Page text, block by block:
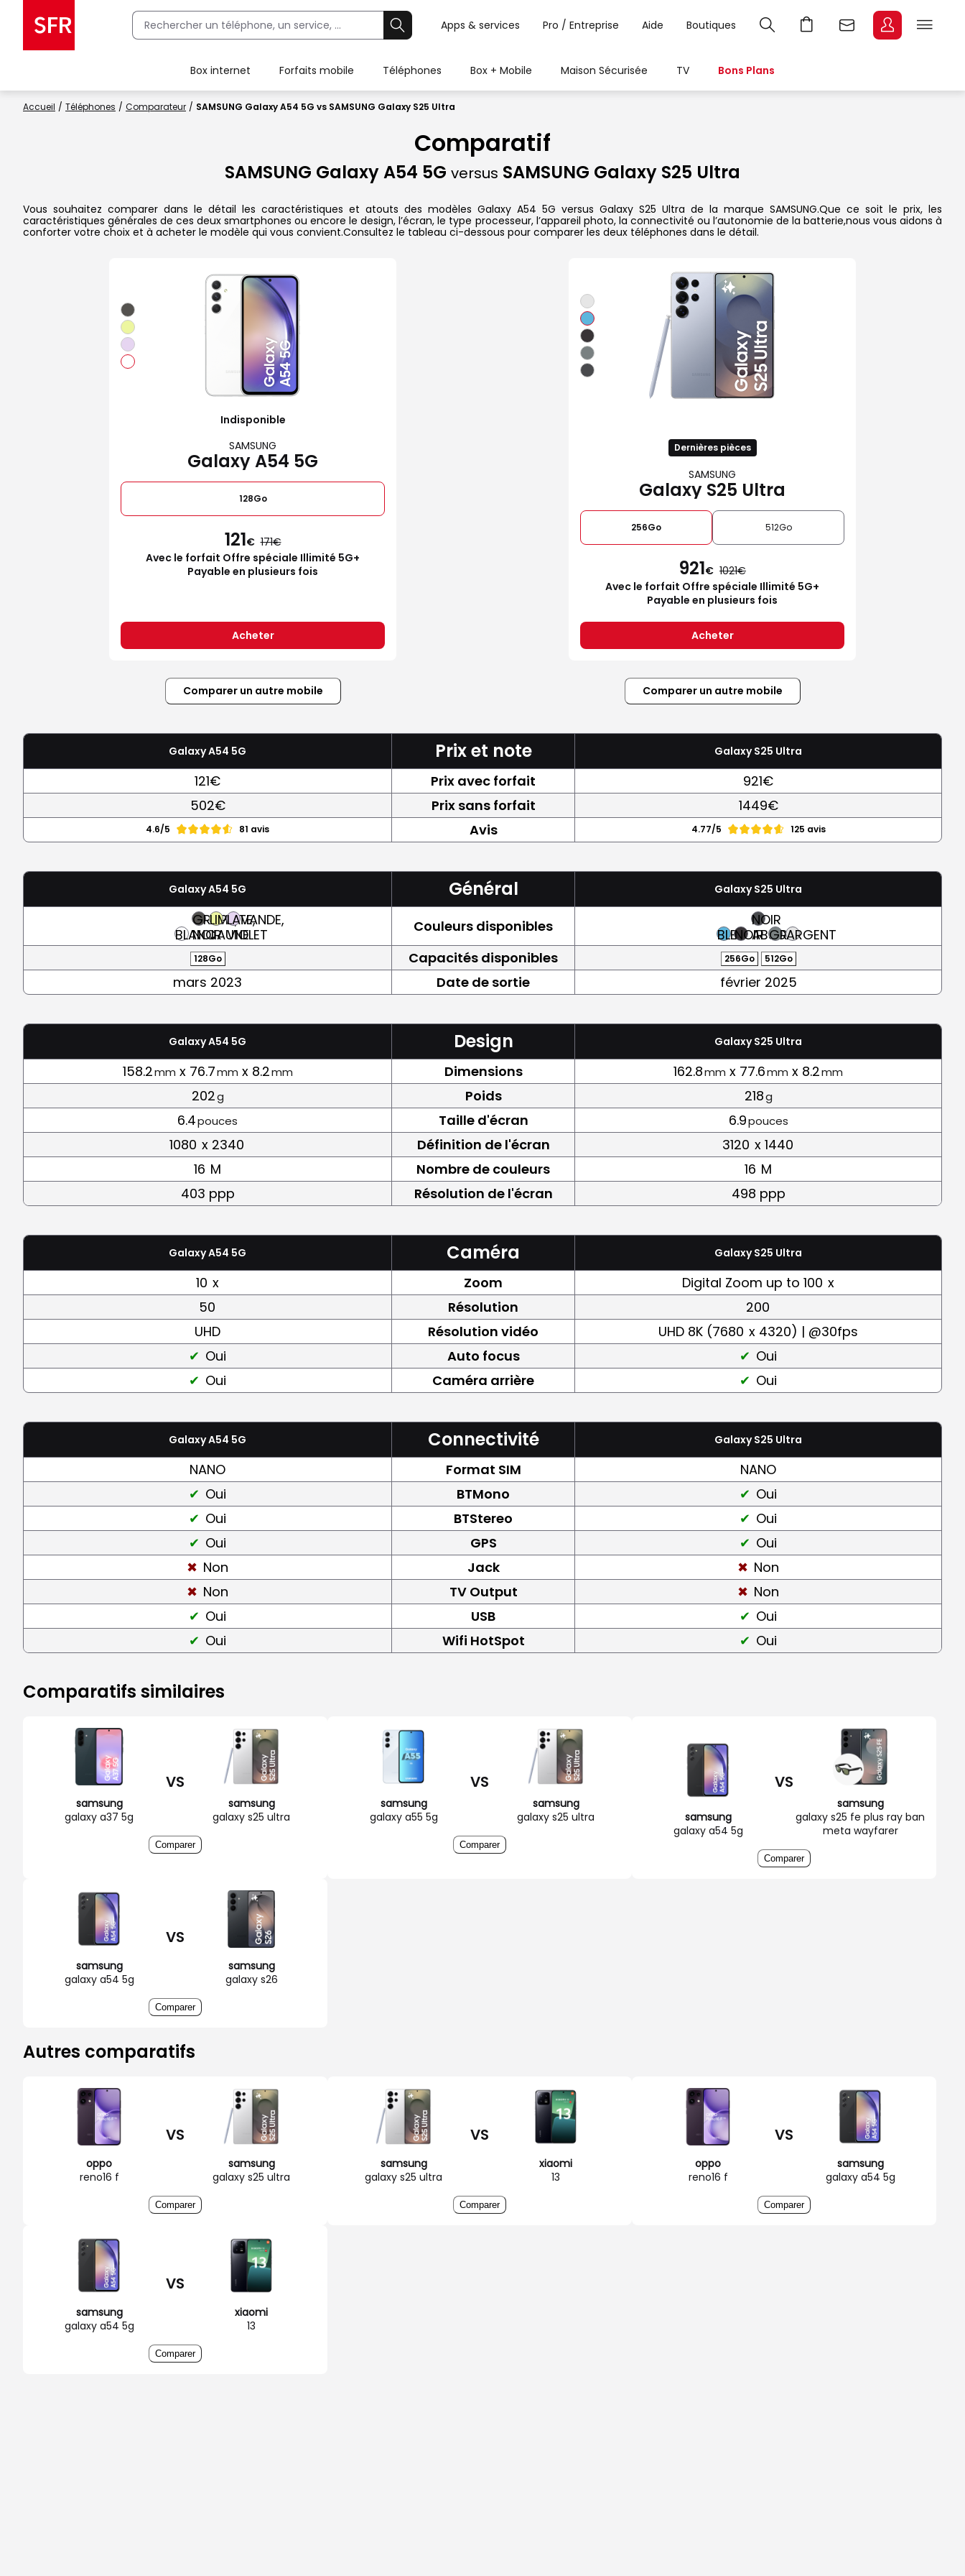
Apps & services Pro / Entreprise Aide Boutiques
Box internet Forfaits mobile Téléphones Box + Mobile Maison Sécurisée TV Bons Plans
Accueil Téléphones Comparateur SAMSUNG Galaxy A54 5G vs SAMSUNG Galaxy S25 Ultra
Comparatif
SAMSUNG Galaxy A54 5G versus SAMSUNG Galaxy S25 Ultra
Vous souhaitez comparer dans le détail les caractéristiques et atouts des modèles Galaxy A54 5G versus Galaxy S25 Ultra de la marque SAMSUNG.Que ce soit le prix, les
caractéristiques générales de ces deux smartphones ou encore le design, l’écran, le type processeur, l’appareil photo, la connectivité ou l’autonomie de la batterie,nous vous aidons à
conforter votre choix et à acheter le modèle qui vous convient.Consultez le tableau ci-dessous pour comparer les deux téléphones dans le détail.
Indisponible
SAMSUNG
Galaxy A54 5G
128Go
121€ 171
Avec le forfait Offre spéciale Illimité 5G+
Payable en plusieurs fois
Acheter
Dernières pièces
SAMSUNG
Galaxy S25 Ultra
256Go 512Go
921€ 1021
Avec le forfait Offre spéciale Illimité 5G+
Payable en plusieurs fois
Acheter
Comparer un autre mobile Comparer un autre mobile
Galaxy A54 5G Prix et note Galaxy S25 Ultra
121€ Prix avec forfait
921€
502€
Prix sans forfait 1449€
4.6/5 81 avis Avis 4.77/5 125 avis
Galaxy A54 5G Général Galaxy S25 Ultra
BLANC
GRAPHITE,
NOIR
LIME,
JAUNE
LAVANDE,
VIOLET
Couleurs disponibles BLEUNOIR
NOIR
ABSOLU
GRISARGENT
128Go Capacités disponibles 256Go 512Go
mars 2023 Date de sortie février 2025
Galaxy A54 5G Design Galaxy S25 Ultra
158.2mm x 76.7mm x 8.2mm Dimensions 162.8mm x 77.6mm x 8.2mm
202g Poids 218g
6.4pouces Taille d'écran 6.9pouces
1080 x 2340 Définition de l'écran 3120 x 1440
16 M Nombre de couleurs 16 M
403 ppp
Résolution de l'écran 498 ppp
Galaxy A54 5G Caméra Galaxy S25 Ultra
10 x Zoom Digital Zoom up to 100 x
50
Résolution
200
UHD
Résolution vidéo UHD 8K (7680 x 4320) | @30fps
Oui
Auto focus
Oui
Oui
Caméra arrière Oui
Galaxy A54 5G Connectivité Galaxy S25 Ultra
NANO Format SIM
NANO
Oui
BTMono
Oui
Oui
BTStereo
Oui
Oui
GPS
Oui
Non
Jack
Non
Non
TV Output
Non
Oui
USB
Oui
Oui
Wifi HotSpot Oui
Comparatifs similaires
samsung
galaxy a37 5g
VS
samsung
galaxy s25 ultra
Comparer
samsung
galaxy a55 5g
VS
samsung
galaxy s25 ultra
Comparer
samsung
galaxy a54 5g
VS
samsung
galaxy s25 fe plus ray ban
meta wayfarer
Comparer
samsung
galaxy a54 5g
VS
samsung
galaxy s26
Comparer
Autres comparatifs
oppo
reno16 f
VS
samsung
galaxy s25 ultra
Comparer
samsung
galaxy s25 ultra
VS
xiaomi
13
Comparer
oppo
reno16 f
VS
samsung
galaxy a54 5g
Comparer
samsung
galaxy a54 5g
VS
xiaomi
13
Comparer